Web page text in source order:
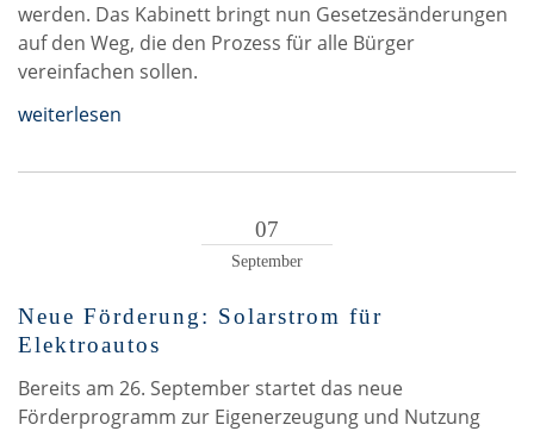
werden. Das Kabinett bringt nun Gesetzesänderungen
auf den Weg, die den Prozess für alle Bürger
vereinfachen sollen.
weiterlesen
07
September
Neue Förderung: Solarstrom für
Elektroautos
Bereits am 26. September startet das neue
Förderprogramm zur Eigenerzeugung und Nutzung